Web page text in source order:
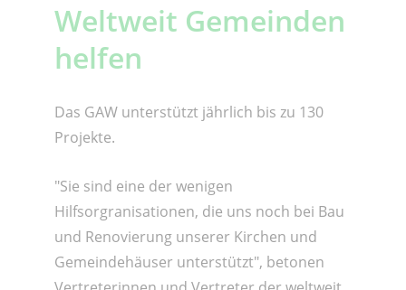
Weltweit Gemeinden
helfen
Das GAW unterstützt jährlich bis zu 130
Projekte.
"Sie sind eine der wenigen
Hilfsorgranisationen, die uns noch bei Bau
und Renovierung unserer Kirchen und
Gemeindehäuser unterstützt", betonen